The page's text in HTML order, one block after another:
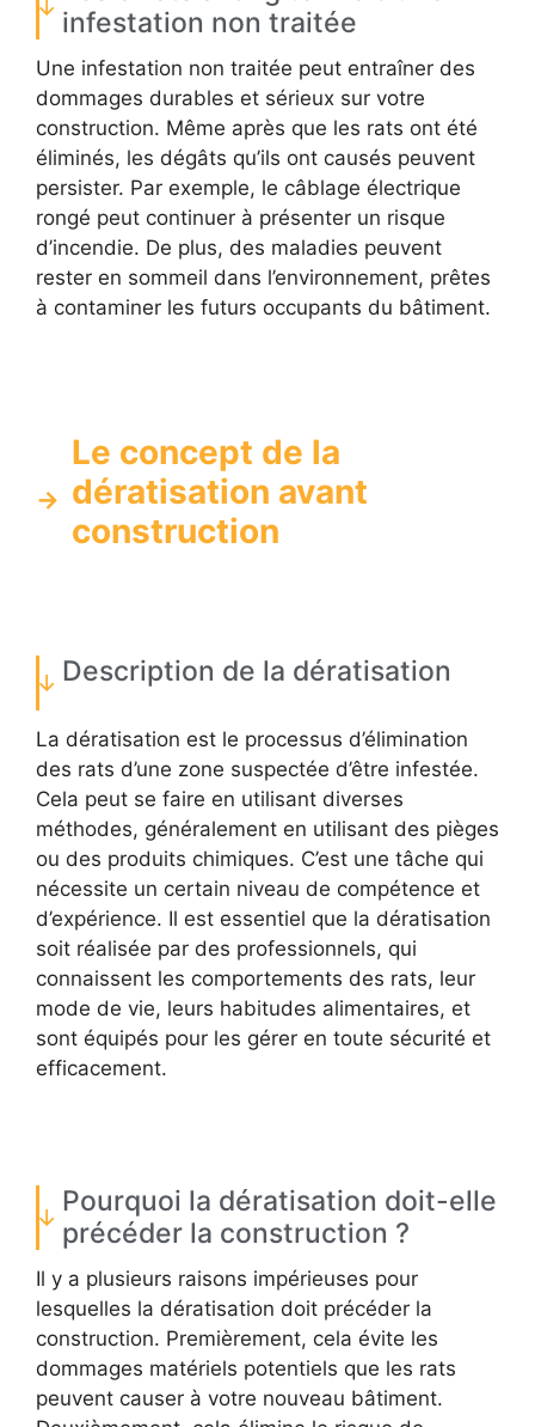
infestation non traitée
Une infestation non traitée peut entraîner des
dommages durables et sérieux sur votre
construction. Même après que les rats ont été
éliminés, les dégâts qu’ils ont causés peuvent
persister. Par exemple, le câblage électrique
rongé peut continuer à présenter un risque
d’incendie. De plus, des maladies peuvent
rester en sommeil dans l’environnement, prêtes
à contaminer les futurs occupants du bâtiment.
Le concept de la
dératisation avant
construction
Description de la dératisation
La dératisation est le processus d’élimination
des rats d’une zone suspectée d’être infestée.
Cela peut se faire en utilisant diverses
méthodes, généralement en utilisant des pièges
ou des produits chimiques. C’est une tâche qui
nécessite un certain niveau de compétence et
d’expérience. Il est essentiel que la dératisation
soit réalisée par des professionnels, qui
connaissent les comportements des rats, leur
mode de vie, leurs habitudes alimentaires, et
sont équipés pour les gérer en toute sécurité et
efficacement.
Pourquoi la dératisation doit-elle
précéder la construction ?
Il y a plusieurs raisons impérieuses pour
lesquelles la dératisation doit précéder la
construction. Premièrement, cela évite les
dommages matériels potentiels que les rats
peuvent causer à votre nouveau bâtiment.